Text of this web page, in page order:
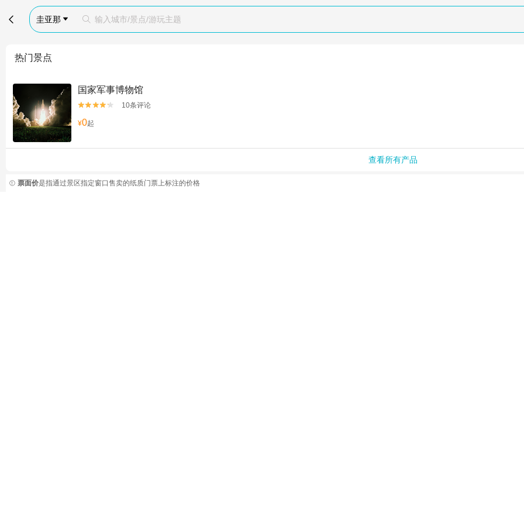
 圭亚那   输入城市/景点/游玩主题
热门景点
国家军事博物馆

 10条评论
¥0起
查看所有产品
 票面价是指通过景区指定窗口售卖的纸质门票上标注的价格